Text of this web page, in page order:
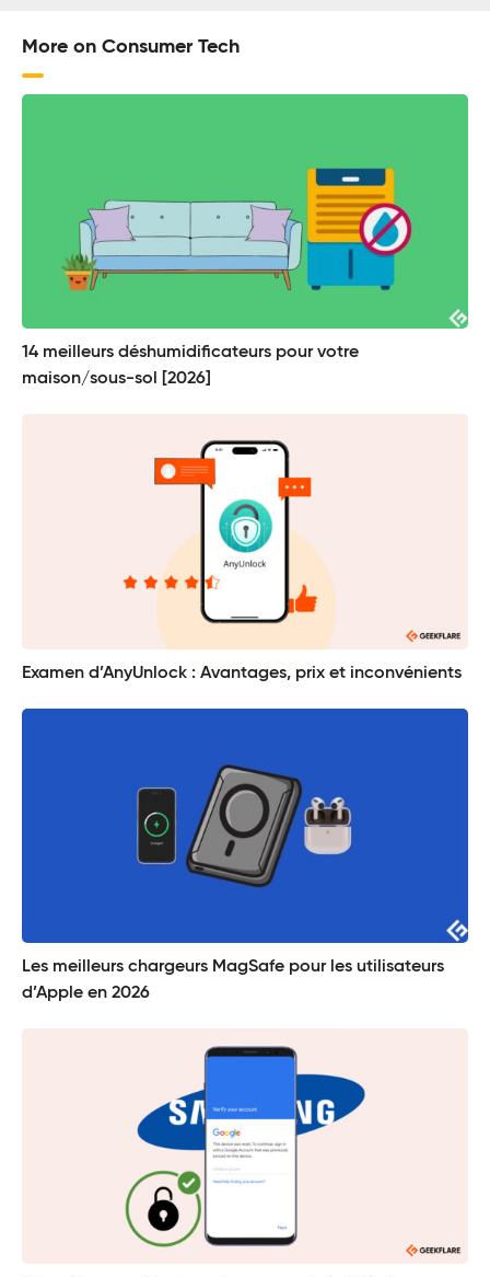
More on Consumer Tech
14 meilleurs déshumidificateurs pour votre
maison/sous-sol [2026]
Examen d’AnyUnlock : Avantages, prix et inconvénients
Les meilleurs chargeurs MagSafe pour les utilisateurs
d’Apple en 2026